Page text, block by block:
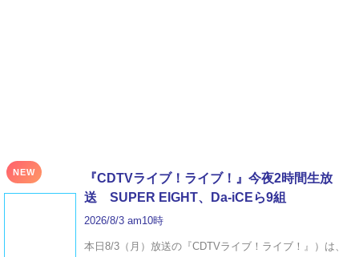
NEW
『CDTVライブ！ライブ！』今夜2時間生放
送 SUPER EIGHT、Da-iCEら9組
2026/8/3 am10時
本日8/3（月）放送の『CDTVライブ！ライブ！』）は、